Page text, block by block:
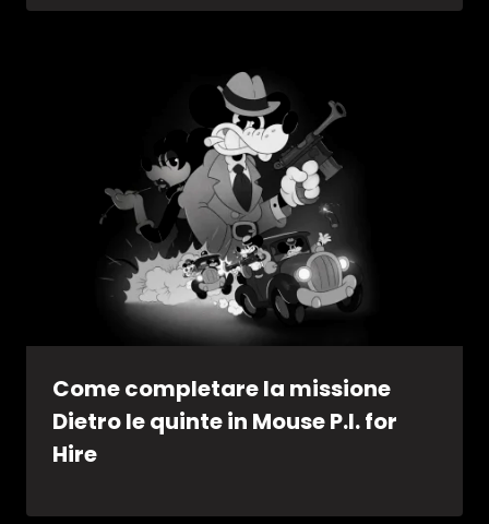
Come completare la missione
Dietro le quinte in Mouse P.I. for
Hire